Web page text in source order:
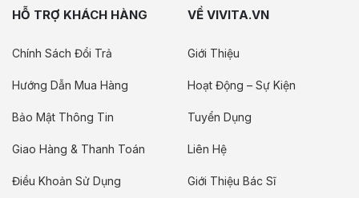
HỖ TRỢ KHÁCH HÀNG
Chính Sách Đổi Trả
Hướng Dẫn Mua Hàng
Bảo Mật Thông Tin
Giao Hàng & Thanh Toán
Điều Khoản Sử Dụng
VỀ VIVITA.VN
Giới Thiệu
Hoạt Động – Sự Kiện
Tuyển Dụng
Liên Hệ
Giới Thiệu Bác Sĩ